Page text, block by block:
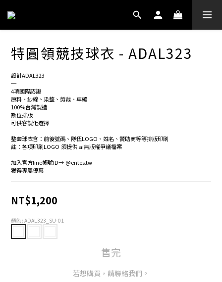
特圓領競技球衣 - ADAL323
設計ADAL323
─
4項國際認證
原料、紗線、染整、剪裁、車縫
100%台灣製造
數位排版
可供客製化選擇
整套球衣含：前後號碼、隊伍LOGO、姓名、贊助商等等排版印刷
註：各項印刷LOGO 須提供.ai無版權爭議檔案
加入官方line帳號ID→ @entes.tw
獲得專屬優惠
NT$1,200
顏色 : ADAL323_SU-01
售完
若想購買，請聯絡我們。